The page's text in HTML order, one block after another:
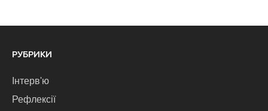
РУБРИКИ
Інтерв'ю
Рефлексії